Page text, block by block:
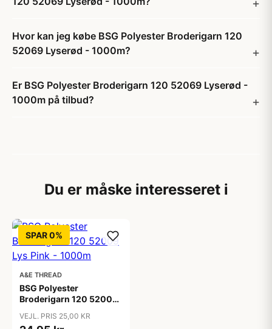
Hvor kan jeg købe BSG Polyester Broderigarn 120
52069 Lyserød - 1000m?
Er BSG Polyester Broderigarn 120 52069 Lyserød -
1000m på tilbud?
Du er måske interesseret i
SPAR 0%
A&E THREAD
BSG Polyester
Broderigarn 120 52009
VEJL. PRIS 25,00 KR